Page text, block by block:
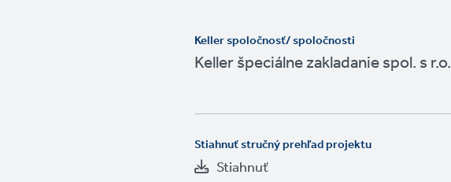
Keller spoločnosť/ spoločnosti
Keller špeciálne zakladanie spol. s r.o.
Stiahnuť stručný prehľad projektu
Stiahnuť